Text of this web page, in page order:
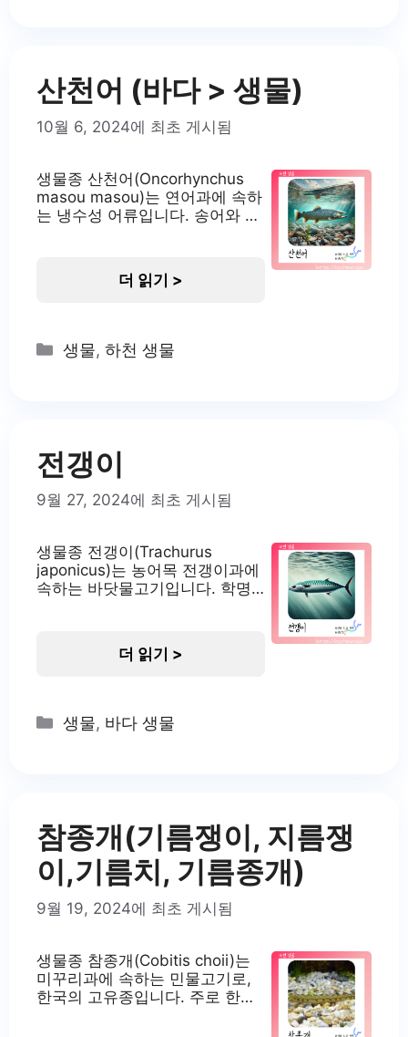
산천어 (바다 > 생물)
10월 6, 2024에 최초 게시됨
생물종 산천어(Oncorhynchus
masou masou)는 연어과에 속하
는 냉수성 어류입니다. 송어와 비
일생을 보냅니다. 한국의 토종 어
종으로, 맑고 차가운 계곡의 상류
다. 산천어는 환경의 변화에 민감
하여 수질 오염의 지표종으로도
더 읽기 >
Categories
생물, 하천 생물
전갱이
9월 27, 2024에 최초 게시됨
생물종 전갱이(Trachurus
japonicus)는 농어목 전갱이과에
속하는 바닷물고기입니다. 학명
이라고 불립니다. 일본어로는 마
아지(マアジ)라고 합니다. 전갱이
요한 수산자원입니다. 이 물고기
는 연중 낚시가 가능하며, 다양한
이들은 주로 중층에서 서식하며,
수심에
더 읽기 >
Categories
생물, 바다 생물
참종개(기름쟁이, 지름쟁
이,기름치, 기름종개)
9월 19, 2024에 최초 게시됨
생물종 참종개(Cobitis choii)는
미꾸리과에 속하는 민물고기로,
한국의 고유종입니다. 주로 한반